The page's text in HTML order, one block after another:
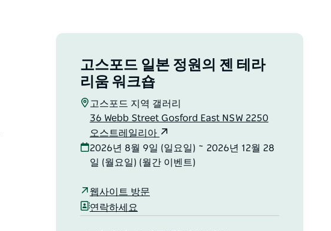
고스포드 일본 정원의 젠 테라
리움 워크숍
고스포드 지역 갤러리
36 Webb Street Gosford East NSW 2250
오스트레일리아
2026년 8월 9일 (일요일) ~ 2026년 12월 28
일 (월요일) (월간 이벤트)
웹사이트 방문
연락하세요